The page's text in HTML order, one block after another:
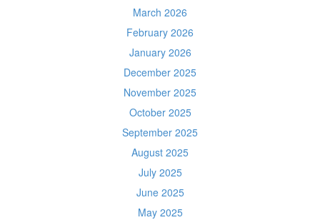
March 2026
February 2026
January 2026
December 2025
November 2025
October 2025
September 2025
August 2025
July 2025
June 2025
May 2025